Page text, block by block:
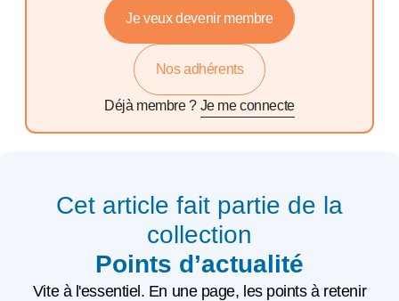
Je veux devenir membre
Nos adhérents
Déjà membre ? Je me connecte
Cet article fait partie de la
collection
Points d’actualité
Vite à l'essentiel. En une page, les points à retenir